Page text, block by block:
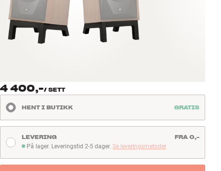
Tilbehør
INSPIRASJON
NYHETER
TILBUD
Finn Butikk
Kundeservice
Kundeservice
4 400,-/ SETT
HENT I BUTIKK GRATIS
På lager. Leveringstid 2-5 dager
På lager. Leveringstid 2-5 dager. Se leveringsmetoder
LEVERING FRA 0,-